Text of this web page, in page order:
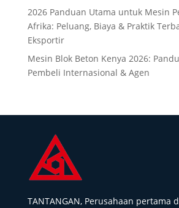
2026 Panduan Utama untuk Mesin
Afrika: Peluang, Biaya & Praktik
Eksportir
Mesin Blok Beton Kenya 2026:
Pembeli Internasional & Agen
TANTANGAN, Perusahaan pertama